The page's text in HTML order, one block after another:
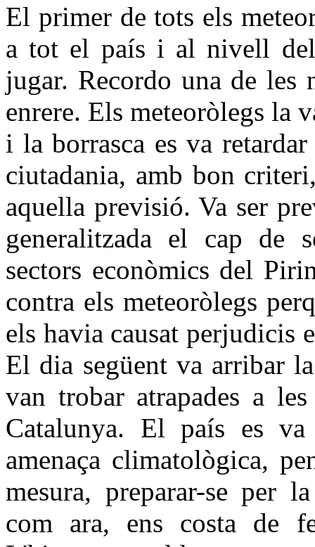
El primer de tots els
a tot el país i al nivell del
jugar. Recordo una de les
enrere. Els meteoròlegs la
i la borrasca es va
ciutadania, amb bon
aquella previsió. Va ser
generalitzada el cap de
sectors econòmics del
contra els meteoròlegs
els havia causat perjudicis
El dia següent va arribar
van trobar atrapades a
Catalunya. El país es
amenaça climatològica,
mesura, preparar-se per
com ara, ens costa de